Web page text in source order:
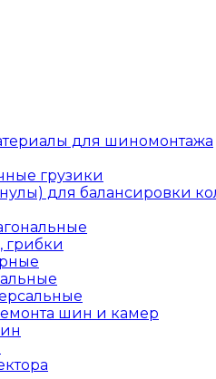
для шиномонтажа
грузики
для балансировки
грибки
шин и камер